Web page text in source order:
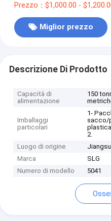
Prezzo：$1,000.00 -
Miglior prezzo
Descrizione Di Prodotto
Capacità di
alimentazione
150
Imballaggi
particolari
1-
sacco/
2.
Luogo di origine
Marca
SLG
Numero di modello
5041